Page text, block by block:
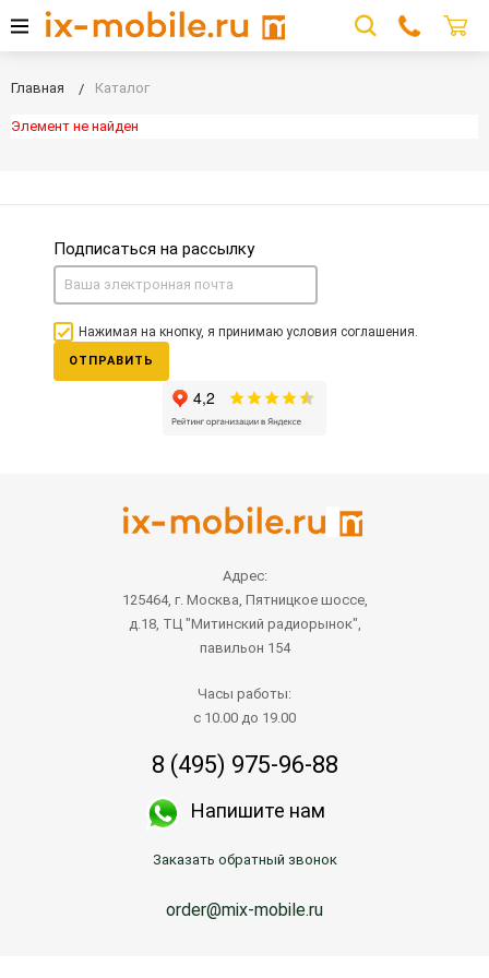
Главная Каталог
Элемент не найден
Подписаться на рассылку
Нажимая на кнопку, я принимаю условия соглашения.
ОТПРАВИТЬ
Адрес:
125464, г. Москва, Пятницкое шоссе,
д.18, ТЦ "Митинский радиорынок",
павильон 154
Часы работы:
с 10.00 до 19.00
8 (495) 975-96-88
Напишите нам
Заказать обратный звонок
order@mix-mobile.ru